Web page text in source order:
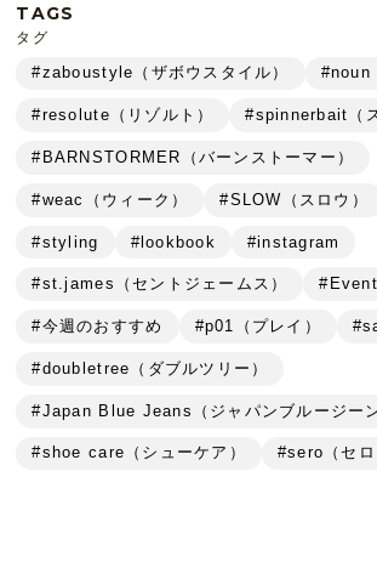
TAGS
タグ
#zaboustyle（ザボウスタイル） #noun
#resolute（リゾルト） #spinnerbait（
#BARNSTORMER（バーンストーマー）
#weac（ウィーク） #SLOW（スロウ）
#styling #lookbook #instagram
#st.james（セントジェームス） #Event
#今週のおすすめ #p01（プレイ）
#doubletree（ダブルツリー）
#Japan Blue Jeans（ジャパンブルージーン
#shoe care（シューケア） #sero（セロ